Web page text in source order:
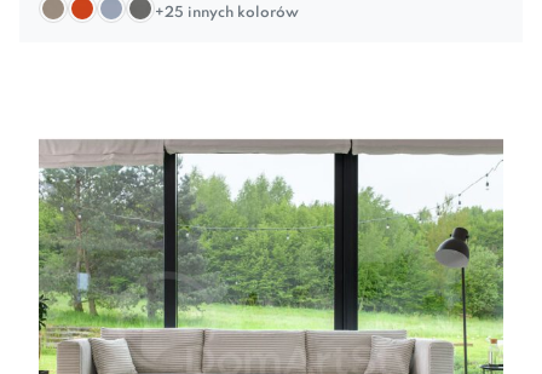
+25 innych kolorów